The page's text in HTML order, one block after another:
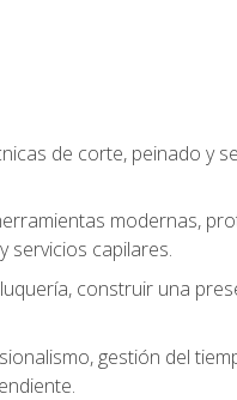
de corte, peinado y
modernas,
servicios capilares.
construir una
gestión del